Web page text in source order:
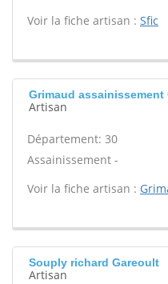
Voir la fiche artisan : Sfic
Grimaud assainissement
Artisan
Département: 30
Assainissement -
Voir la fiche artisan :
Souply richard Gareoult
Artisan